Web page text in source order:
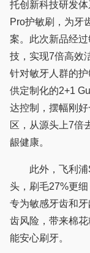
托创新科技研发
Pro护敏刷，为牙
案。此次新品经
技，实现7倍高效
针对敏牙人群的
供定制化的2+1
达控制，摆幅刚
区，从源头上7倍
龈健康。
此外，飞利浦
头，刷毛27%更
专为敏感牙齿和
齿风险，带来棉
能安心刷牙。